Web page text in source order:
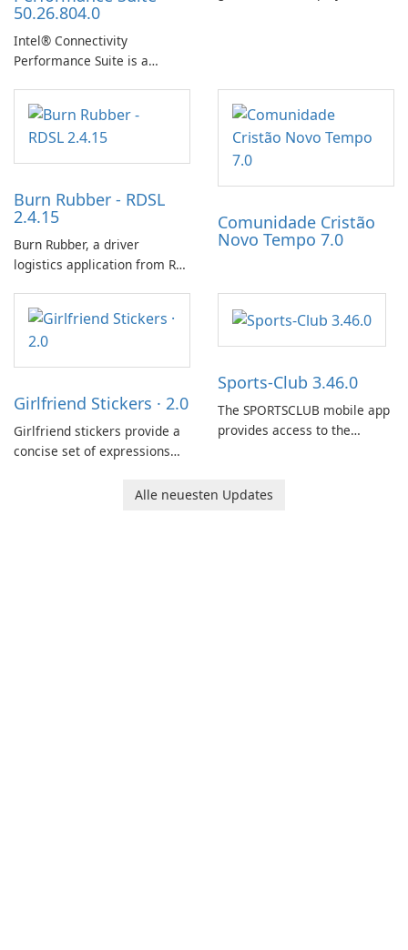
50.26.804.0
Intel® Connectivity
Performance Suite is a
designed to identify factors
that affect connectivity and
apply adaptive adjustments.
incubating eggs and
expanding gameplay through
continued hatching.
Burn Rubber - RDSL
2.4.15
Burn Rubber, a driver
logistics application from Rail
to streamline communication
between drivers and
dispatchers, focusing on
efficient information sharing
coordination and operations.
Comunidade Cristão
Novo Tempo 7.0
Girlfriend Stickers · 2.0
Girlfriend stickers provide a
concise set of expressions
and other Apple devices. The
Sports-Club 3.46.0
The SPORTSCLUB mobile app
provides access to the
on scheduling, data tracking,
Alle neuesten Updates